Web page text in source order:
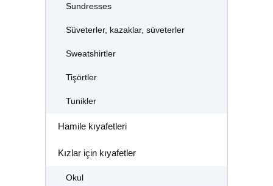
Sundresses
Süveterler, kazaklar, süveterler
Sweatshirtler
Tişörtler
Tunikler
Hamile kıyafetleri
Kızlar için kıyafetler
Okul